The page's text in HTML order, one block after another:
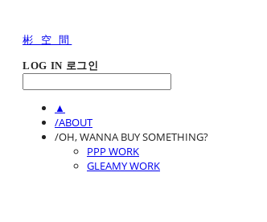
彬 空 間
LOG IN 로그인
▲
/ABOUT
/OH, WANNA BUY SOMETHING?
PPP WORK
GLEAMY WORK